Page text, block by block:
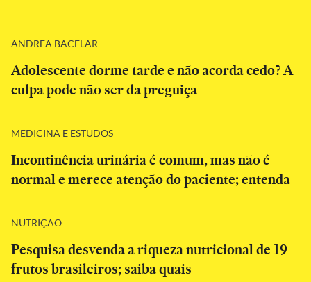
ANDREA BACELAR
Adolescente dorme tarde e não acorda cedo? A
culpa pode não ser da preguiça
MEDICINA E ESTUDOS
Incontinência urinária é comum, mas não é
normal e merece atenção do paciente; entenda
NUTRIÇÃO
Pesquisa desvenda a riqueza nutricional de 19
frutos brasileiros; saiba quais